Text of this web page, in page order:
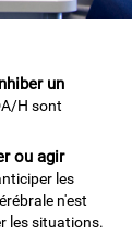
un
H sont
ou agir
les
n'est
les situations.